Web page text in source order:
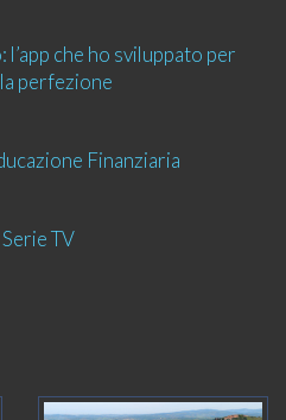
che ho sviluppato per
perfezione
Finanziaria
TV